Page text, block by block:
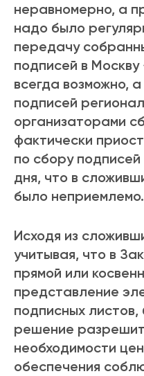
неравномерно, а
надо было
передачу
подписей в Москву
всегда возможно,
подписей
организаторами
фактически
по сбору
дня, что в
было неприемлемо.
Исходя из
учитывая, что в
прямой или
представление
подписных
решение
необходимости
обеспечения